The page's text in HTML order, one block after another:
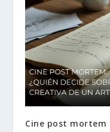
Cine post mortem